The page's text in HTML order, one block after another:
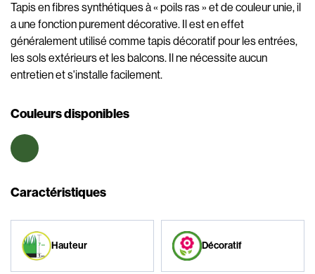
Tapis en fibres synthétiques à « poils ras » et de couleur unie, il
a une fonction purement décorative. Il est en effet
généralement utilisé comme tapis décoratif pour les entrées,
les sols extérieurs et les balcons. Il ne nécessite aucun
entretien et s'installe facilement.
Couleurs disponibles
Caractéristiques
Hauteur Décoratif